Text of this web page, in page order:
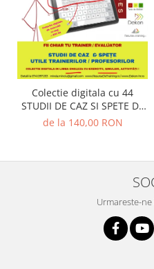
Colectie digitala cu 44
STUDII DE CAZ SI SPETE DE
MANAGEMENT, LUARE
Training & Evaluare)
de la 140,00 RON
Urmareste-